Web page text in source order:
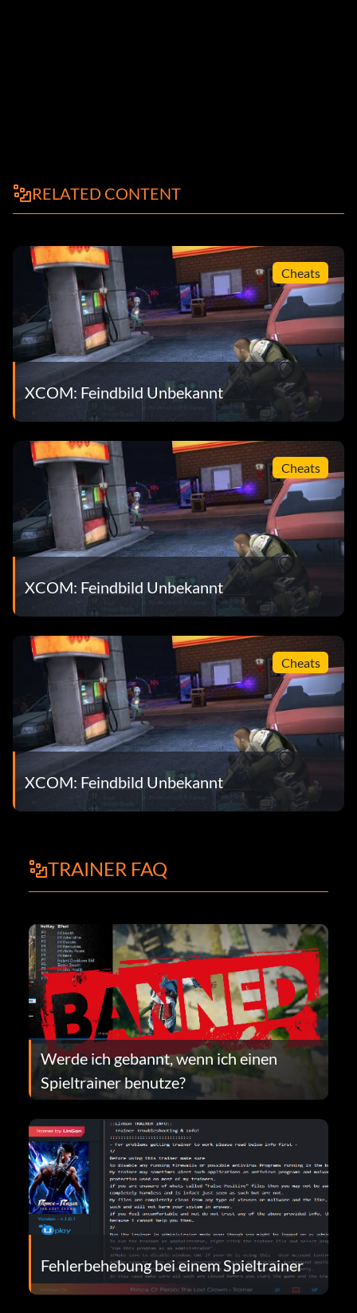
RELATED CONTENT
Cheats
XCOM: Feindbild Unbekannt
Cheats
XCOM: Feindbild Unbekannt
Cheats
XCOM: Feindbild Unbekannt
TRAINER FAQ
Werde ich gebannt, wenn ich einen
Spieltrainer benutze?
Fehlerbehebung bei einem Spieltrainer